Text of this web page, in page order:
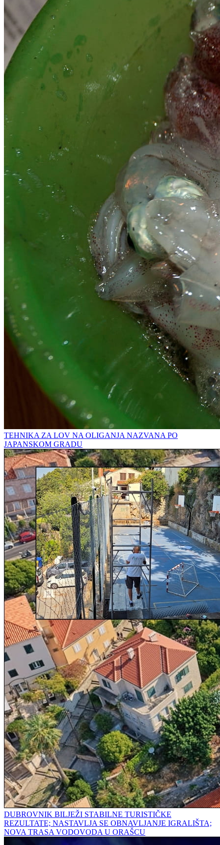
TEHNIKA ZA LOV NA OLIGANJA NAZVANA PO
JAPANSKOM GRADU
DUBROVNIK BILJEŽI STABILNE TURISTIČKE
REZULTATE; NASTAVLJA SE OBNAVLJANJE IGRALIŠTA;
NOVA TRASA VODOVODA U ORAŠCU